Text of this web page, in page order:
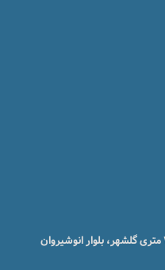
آدرس رسمی نصیر: کرج، مهرویلا، بلوار 45 متری گلشهر، بلوار انوشیروان